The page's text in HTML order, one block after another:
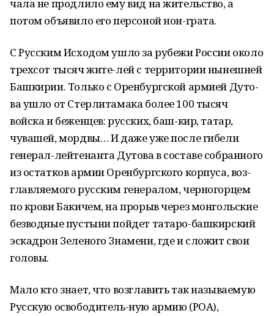
чала не продлило ему вид на жительство, а
потом объявило его персоной нон-грата.
С Русским Исходом ушло за рубежи России около
трехсот тысяч жите-лей с территории нынешней
Башкирии. Только с Оренбургской армией Дуто-
ва ушло от Стерлитамака более 100 тысяч
войска и беженцев: русских, баш-кир, татар,
чувашей, мордвы… И даже уже после гибели
генерал-лейтенанта Дутова в составе собранного
из остатков армии Оренбургского корпуса, воз-
главляемого русским генералом, черногорцем
по крови Бакичем, на прорыв через монгольские
безводные пустыни пойдет татаро-башкирский
эскадрон Зеленого Знамени, где и сложит свои
головы.
Мало кто знает, что возглавить так называемую
Русскую освободитель-ную армию (РОА),